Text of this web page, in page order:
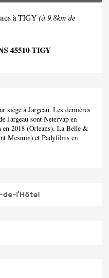
à TIGY (à 9.8km de
45510 TIGY
siège à Jargeau. Les dernières
Jargeau sont Netervap en
en 2018 (Orleans), La Belle &
Mesmin) et Padyfilms en
de-l'Hôtel